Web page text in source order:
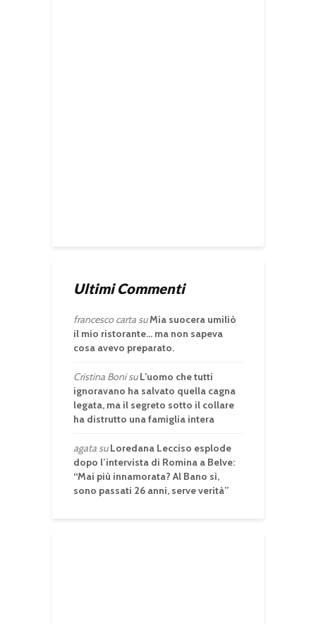
Ultimi Commenti
francesco cartasuMia suocera umiliò
il mio ristorante… ma non sapeva
cosa avevo preparato.
Cristina BonisuL’uomo che tutti
ignoravano ha salvato quella cagna
legata, ma il segreto sotto il collare
ha distrutto una famiglia intera
agatasuLoredana Lecciso esplode
dopo l’intervista di Romina a Belve:
“Mai più innamorata? Al Bano sì,
sono passati 26 anni, serve verità”